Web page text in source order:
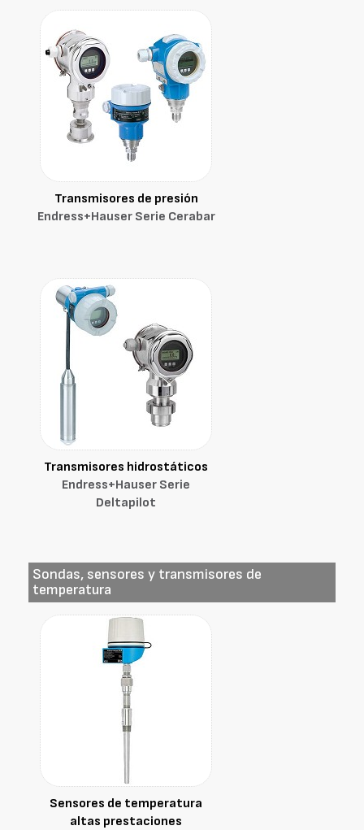
Transmisores de presión
Endress+Hauser Serie Cerabar
Transmisores hidrostáticos
Endress+Hauser Serie
Deltapilot
Sondas, sensores y transmisores de
temperatura
Sensores de temperatura
altas prestaciones